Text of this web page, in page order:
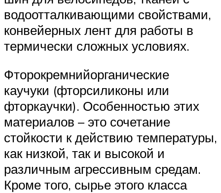
водоотталкивающими свойствами,
конвейерных лент для работы в
термически сложных условиях.
Фторокремнийорганические
каучуки (фторсиликоны или
фторкаучки). Особенностью этих
материалов – это сочетание
стойкости к действию температуры,
как низкой, так и высокой и
различным агрессивным средам.
Кроме того, сырье этого класса